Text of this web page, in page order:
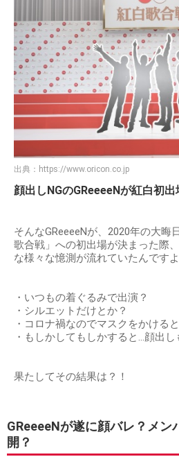
出典： https://www.oricon.co.jp
顔出しNGのGReeeeNが紅白初出
そんなGReeeeNが、2020年の大晦
歌合戦」への初出場が決まった際
な様々な憶測が流れていたんですよ
・いつもの着ぐるみで出演？
・シルエットだけとか？
・コロナ禍なのでマスクをかける
・もしかしてもしかすると…顔出し
果たしてその結果は？！
GReeeeNが遂に顔バレ？メン
開？